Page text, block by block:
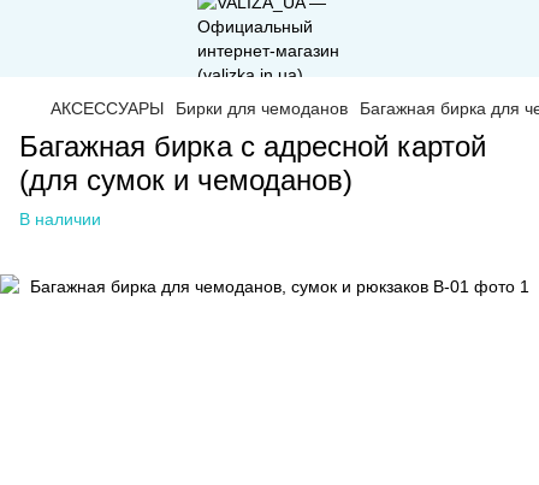
АКСЕССУАРЫ Бирки для чемоданов Багажная бирка для
Багажная бирка с адресной картой
(для сумок и чемоданов)
В наличии